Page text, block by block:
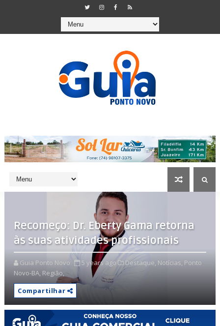
Recomeço: Dr. Eberty Gama retorna
às suas atividades profissionais
Guia Ponto Novo 5 years ago Destaque, Notícias, Ponto
Novo-BA, Região,
Compartilhar